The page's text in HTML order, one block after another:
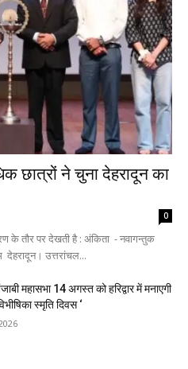
छात्रों ने चुना देहरादून का
0
के तौर पर देखती है : अंकिता - नवागन्तुक
देहरादून। उत्तरांचल...
महासभा 14 अगस्त को हरिद्वार में मनाएगी
स्मृति दिवस ‘